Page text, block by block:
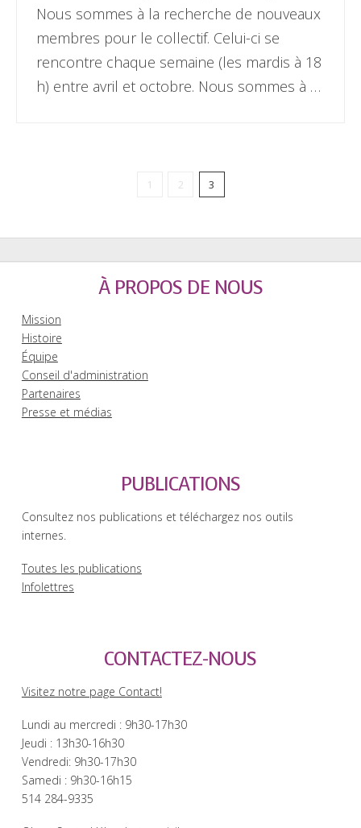
Nous sommes à la recherche de nouveaux
membres pour le collectif. Celui-ci se
rencontre chaque semaine (les mardis à 18
h) entre avril et octobre. Nous sommes à …
1 2 3
À PROPOS DE NOUS
Mission
Histoire
Équipe
Conseil d'administration
Partenaires
Presse et médias
PUBLICATIONS
Consultez nos publications et téléchargez nos outils
internes.
Toutes les publications
Infolettres
CONTACTEZ-NOUS
Visitez notre page Contact!
Lundi au mercredi : 9h30-17h30
Jeudi : 13h30-16h30
Vendredi: 9h30-17h30
Samedi : 9h30-16h15
514 284-9335